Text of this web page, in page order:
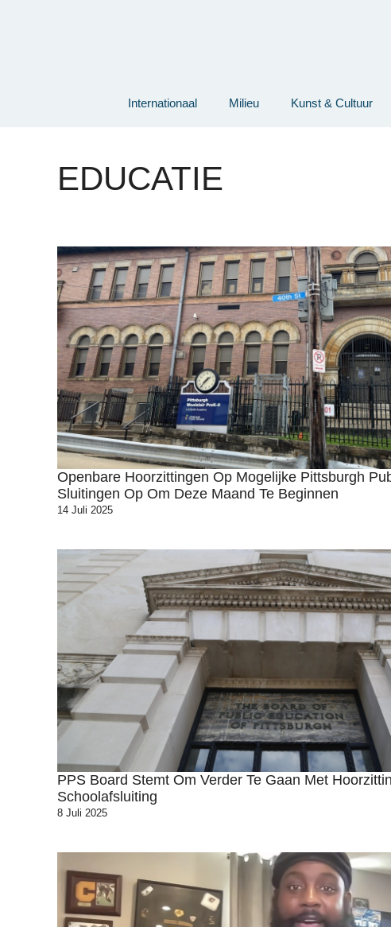
Internationaal Milieu Kunst & Cultuur
EDUCATIE
Openbare Hoorzittingen Op Mogelijke Pittsburgh
Sluitingen Op Om Deze Maand Te Beginnen
14 Juli 2025
PPS Board Stemt Om Verder Te Gaan Met
Schoolafsluiting
8 Juli 2025